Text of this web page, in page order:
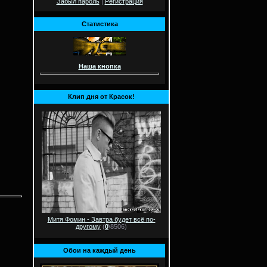
Статистика
Наша кнопка
Клип дня от Красок!
Митя Фомин - Завтра будет всё по-
другому (0\8506)
Обои на каждый день